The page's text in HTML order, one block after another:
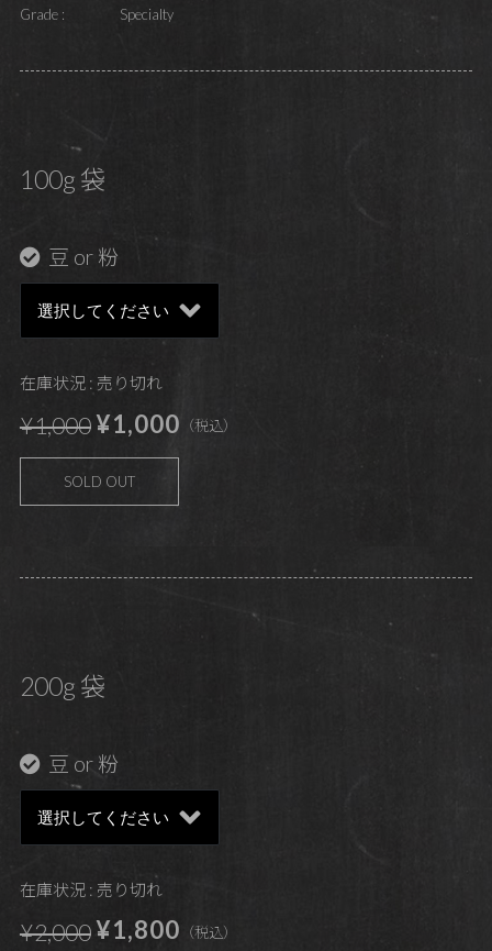
Grade :
Specialty
100g 袋
豆 or 粉
在庫状況 : 売り切れ
¥1,000¥1,000 （税込）
SOLD OUT
200g 袋
豆 or 粉
在庫状況 : 売り切れ
¥2,000¥1,800 （税込）